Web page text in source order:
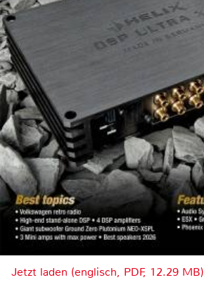
Jetzt laden (englisch, PDF, 12.29 MB)